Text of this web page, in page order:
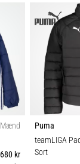
Mænd
680 kr
Puma
teamLIGA
Sort